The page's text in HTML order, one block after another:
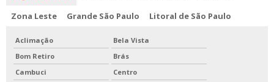
Zona Leste
Grande São Paulo Litoral de São Paulo
Aclimação
Bela Vista
Bom Retiro
Brás
Cambuci
Centro